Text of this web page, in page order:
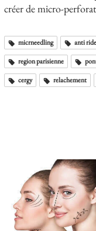
créer de micro-
micrneedling anti
region parisienne
cergy
relachement